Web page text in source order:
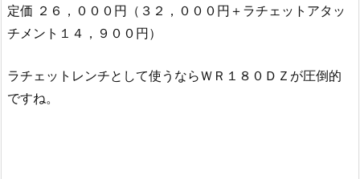
定価 ２６，０００円（３２，０００円＋ラチェットアタッ
チメント１４，９００円）
ラチェットレンチとして使うならＷＲ１８０ＤＺが圧倒的
ですね。